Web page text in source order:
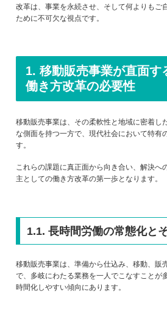
改革は、事業を永続させ、そして何よりもご
ために不可欠な視点です。
1. 移動販売事業が直面す
働き方改革の必要性
移動販売事業は、その柔軟性と地域に密着し
な側面を持つ一方で、現代社会において特有
す。
これらの課題に真正面から向き合い、解決へ
主としての働き方改革の第一歩となります。
1.1. 長時間労働の常態化と
移動販売事業は、準備から仕込み、移動、販
で、多岐にわたる業務を一人でこなすことが
時間化しやすい傾向にあります。